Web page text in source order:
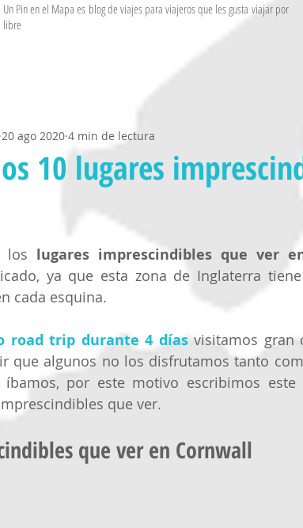
Un Pin en el Mapa es blog de viajes para viajeros que les gusta viajar por
libre
10 lugares
20 ago 2020 4 min de lectura
los lugares imprescindibles que ver
ya que esta zona de Inglaterra
cada esquina.
road trip durante 4 días visitamos gran
que algunos no los disfrutamos tanto
por este motivo escribimos
que ver.
que ver en Cornwall